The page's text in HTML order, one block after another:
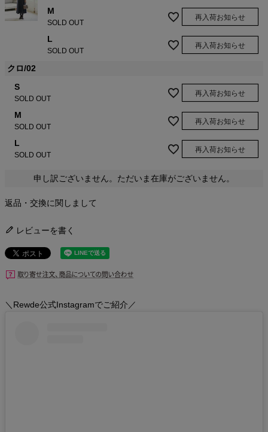
M
SOLD OUT
再入荷お知らせ
L
SOLD OUT
再入荷お知らせ
クロ/02
S
SOLD OUT
再入荷お知らせ
M
SOLD OUT
再入荷お知らせ
L
SOLD OUT
再入荷お知らせ
申し訳ございません。ただいま在庫がございません。
返品・交換に関しまして
レビューを書く
＼Rewde公式Instagramでご紹介／